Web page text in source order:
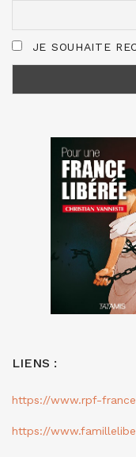
JE SOUHAITE
LIENS :
https://www.rpf-
https://